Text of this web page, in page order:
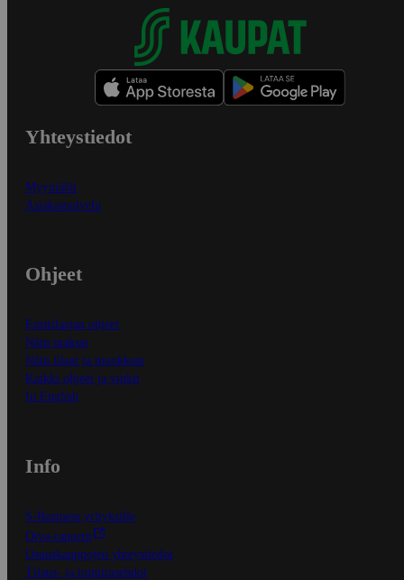
Yhteystiedot
Myymälät
Asiakaspalvelu
Ohjeet
Ensitilaajan ohjeet
Näin maksat
Näin tilaat ja muokkaat
Kaikki ohjeet ja vinkit
In English
Info
S-Business yrityksille
Oiva-raportit
Osuuskauppojen yhteystiedot
Tilaus- ja toimitusehdot